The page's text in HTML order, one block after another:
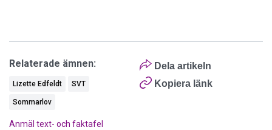
Dela artikeln
Kopiera länk
Relaterade ämnen:
Lizette Edfeldt SVT
Sommarlov
Anmäl text- och faktafel